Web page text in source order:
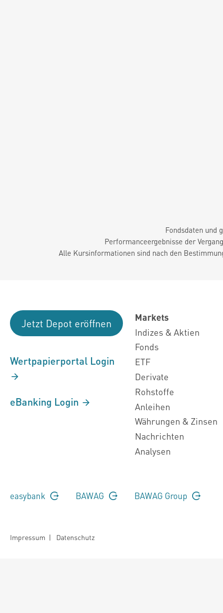
Fondsdaten und
Performanceergebnisse der
Alle Kursinformationen sind nach den
Jetzt Depot eröffnen
Wertpapierportal Login
eBanking Login
Markets
Indizes & Aktien
Fonds
ETF
Derivate
Rohstoffe
Anleihen
Währungen & Zinsen
Nachrichten
Analysen
easybank BAWAG BAWAG Group
Impressum | Datenschutz